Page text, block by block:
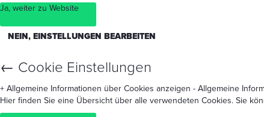
Ja, weiter zu Website
NEIN, EINSTELLUNGEN BEARBEITEN
← Cookie Einstellungen
+ Allgemeine Informationen über Cookies anzeigen - Allgemeine
Hier finden Sie eine Übersicht über alle verwendeten Cookies. Sie